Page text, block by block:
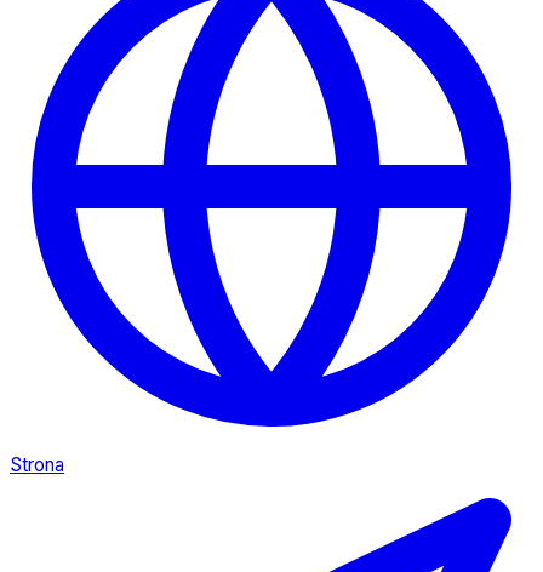
Strona